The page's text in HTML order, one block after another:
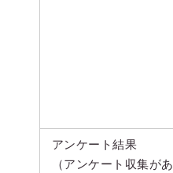
アンケート結果
（アンケート収集があ